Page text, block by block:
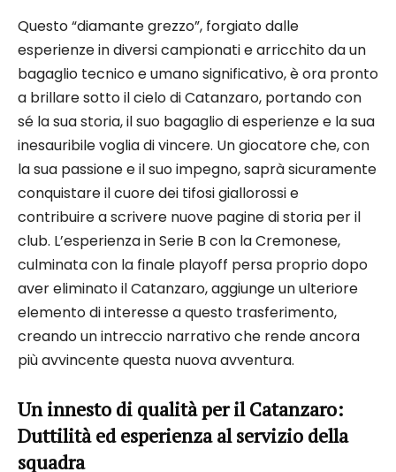
Questo “diamante grezzo”, forgiato dalle
esperienze in diversi campionati e arricchito da un
bagaglio tecnico e umano significativo, è ora pronto
a brillare sotto il cielo di Catanzaro, portando con
sé la sua storia, il suo bagaglio di esperienze e la sua
inesauribile voglia di vincere. Un giocatore che, con
la sua passione e il suo impegno, saprà sicuramente
conquistare il cuore dei tifosi giallorossi e
contribuire a scrivere nuove pagine di storia per il
club. L’esperienza in Serie B con la Cremonese,
culminata con la finale playoff persa proprio dopo
aver eliminato il Catanzaro, aggiunge un ulteriore
elemento di interesse a questo trasferimento,
creando un intreccio narrativo che rende ancora
più avvincente questa nuova avventura.
Un innesto di qualità per il Catanzaro:
Duttilità ed esperienza al servizio della
squadra